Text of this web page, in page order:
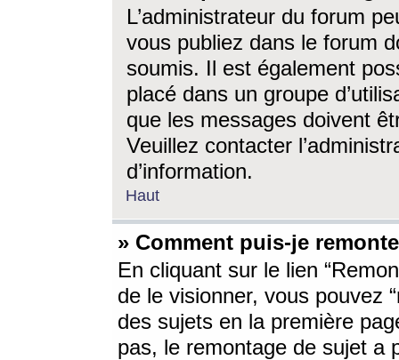
L’administrateur du forum
vous publiez dans le forum
soumis. Il est également
placé dans un groupe
que les messages doivent
Veuillez contacter
d’information.
Haut
» Comment puis-je
En cliquant sur le lien
de le visionner, vous pouvez
des sujets en la première
pas, le remontage de sujet a